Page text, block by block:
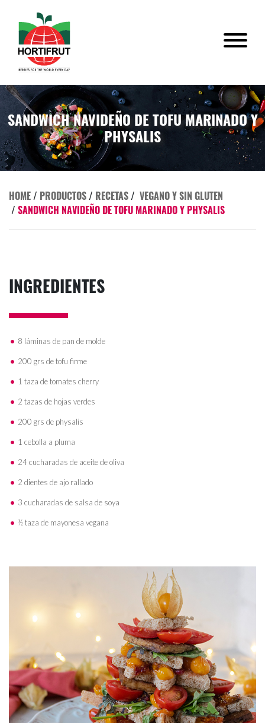
SANDWICH NAVIDEÑO DE TOFU MARINADO Y
PHYSALIS
HOME/ PRODUCTOS/ RECETAS/ VEGANO Y SIN GLUTEN
/ SANDWICH NAVIDEÑO DE TOFU MARINADO Y PHYSALIS
INGREDIENTES
8 láminas de pan de molde
200 grs de tofu firme
1 taza de tomates cherry
2 tazas de hojas verdes
200 grs de physalis
1 cebolla a pluma
24 cucharadas de aceite de oliva
2 dientes de ajo rallado
3 cucharadas de salsa de soya
½ taza de mayonesa vegana